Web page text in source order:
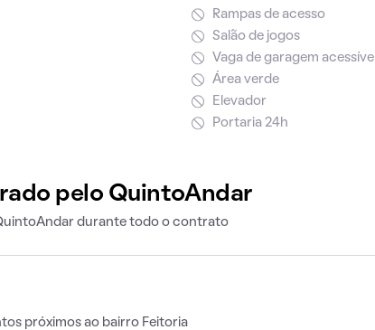
Rampas de acesso
Salão de jogos
Vaga de garagem acessível
Área verde
Elevador
Portaria 24h
pelo QuintoAndar
durante todo o contrato
próximos ao bairro Feitoria